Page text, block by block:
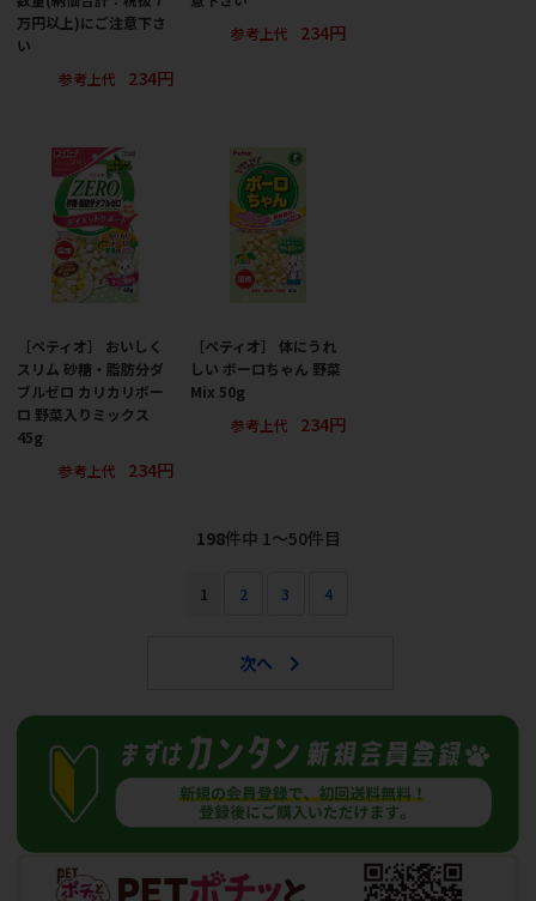
万円以上)にご注意下さ
い
参考上代
234円
参考上代
234円
［ペティオ］ おいしく
スリム 砂糖・脂肪分ダ
ブルゼロ カリカリボー
ロ 野菜入りミックス
45g
参考上代
234円
［ペティオ］ 体にうれ
しい ボーロちゃん 野菜
Mix 50g
参考上代
234円
198件中 1〜50件目
1 2 3 4